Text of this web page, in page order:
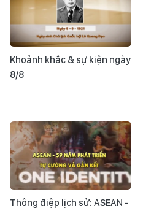
Khoảnh khắc & sự kiện ngày
8/8
Thông điệp lịch sử: ASEAN -